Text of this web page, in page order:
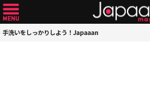
手洗いをしっかりしよう！Japaaan